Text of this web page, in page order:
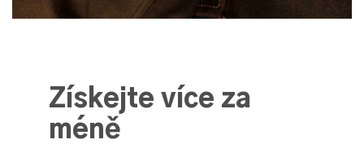
Získejte více za
méně